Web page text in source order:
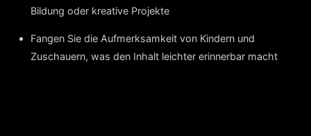
Bildung oder kreative Projekte
Fangen Sie die Aufmerksamkeit von Kindern und
Zuschauern, was den Inhalt leichter erinnerbar macht